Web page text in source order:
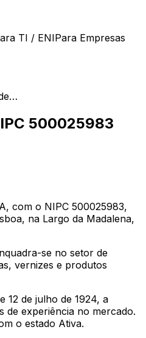
TI / ENIPara Empresas
500025983
com o NIPC 500025983,
na Largo da Madalena,
se no setor de
vernizes e produtos
12 de julho de 1924, a
de experiência no mercado.
o estado Ativa.